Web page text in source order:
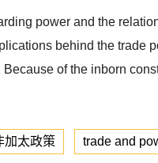
power and the
behind the trade
of the inborn
加太政策 trade and